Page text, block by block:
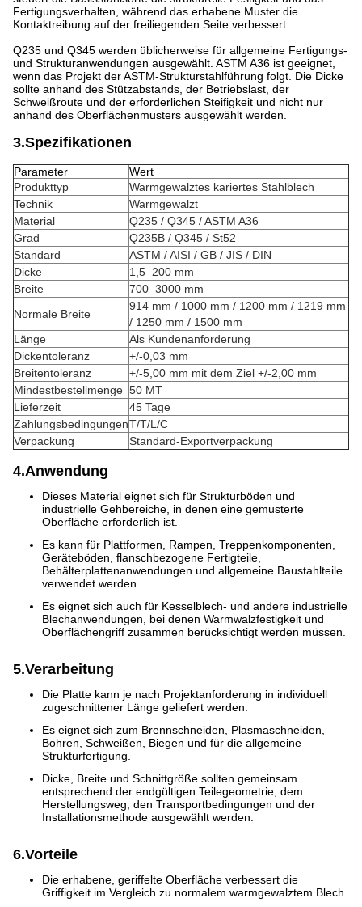
Fertigungsverhalten, während das erhabene Muster die
Kontaktreibung auf der freiliegenden Seite verbessert.
Q235 und Q345 werden üblicherweise für allgemeine Fertigungs-
und Strukturanwendungen ausgewählt. ASTM A36 ist geeignet,
wenn das Projekt der ASTM-Strukturstahlführung folgt. Die Dicke
sollte anhand des Stützabstands, der Betriebslast, der
Schweißroute und der erforderlichen Steifigkeit und nicht nur
anhand des Oberflächenmusters ausgewählt werden.
3.Spezifikationen
Parameter
Wert
Produkttyp
Warmgewalztes kariertes Stahlblech
Technik
Warmgewalzt
Material
Q235 / Q345 / ASTM A36
Grad
Q235B / Q345 / St52
Standard
ASTM / AISI / GB / JIS / DIN
Dicke
1,5–200 mm
Breite
700–3000 mm
Normale Breite
914 mm / 1000 mm / 1200 mm / 1219 mm
/ 1250 mm / 1500 mm
Länge
Als Kundenanforderung
Dickentoleranz
+/-0,03 mm
Breitentoleranz
+/-5,00 mm mit dem Ziel +/-2,00 mm
Mindestbestellmenge 50 MT
Lieferzeit
45 Tage
ZahlungsbedingungenT/T/L/C
Verpackung
Standard-Exportverpackung
4.Anwendung
Dieses Material eignet sich für Strukturböden und
industrielle Gehbereiche, in denen eine gemusterte
Oberfläche erforderlich ist.
Es kann für Plattformen, Rampen, Treppenkomponenten,
Geräteböden, flanschbezogene Fertigteile,
Behälterplattenanwendungen und allgemeine Baustahlteile
verwendet werden.
Es eignet sich auch für Kesselblech- und andere industrielle
Blechanwendungen, bei denen Warmwalzfestigkeit und
Oberflächengriff zusammen berücksichtigt werden müssen.
5.Verarbeitung
Die Platte kann je nach Projektanforderung in individuell
zugeschnittener Länge geliefert werden.
Es eignet sich zum Brennschneiden, Plasmaschneiden,
Bohren, Schweißen, Biegen und für die allgemeine
Strukturfertigung.
Dicke, Breite und Schnittgröße sollten gemeinsam
entsprechend der endgültigen Teilegeometrie, dem
Herstellungsweg, den Transportbedingungen und der
Installationsmethode ausgewählt werden.
6.Vorteile
Die erhabene, geriffelte Oberfläche verbessert die
Griffigkeit im Vergleich zu normalem warmgewalztem Blech.